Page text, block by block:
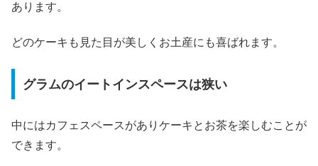
あります。
どのケーキも見た目が美しくお土産にも喜ばれます。
グラムのイートインスペースは狭い
中にはカフェスペースがありケーキとお茶を楽しむことが
できます。